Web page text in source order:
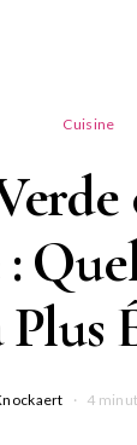
Cuisine
4